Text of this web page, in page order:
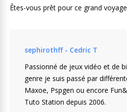
Êtes-vous prêt pour ce grand
sephirothff - Cedric T
Passionné de jeux vidéo et de
genre je suis passé par
Maxoe, Pspgen ou encore
Tuto Station depuis 2006.